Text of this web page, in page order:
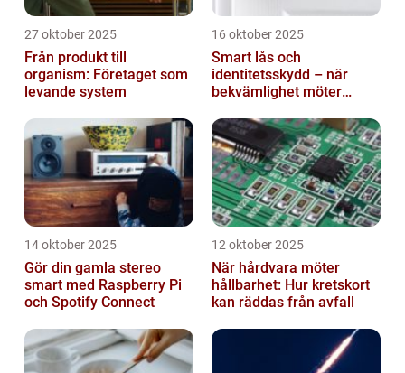
27 oktober 2025
Från produkt till
organism: Företaget som
levande system
16 oktober 2025
Smart lås och
identitetsskydd – när
bekvämlighet möter
14 oktober 2025
Gör din gamla stereo
smart med Raspberry Pi
och Spotify Connect
12 oktober 2025
När hårdvara möter
hållbarhet: Hur kretskort
kan räddas från avfall